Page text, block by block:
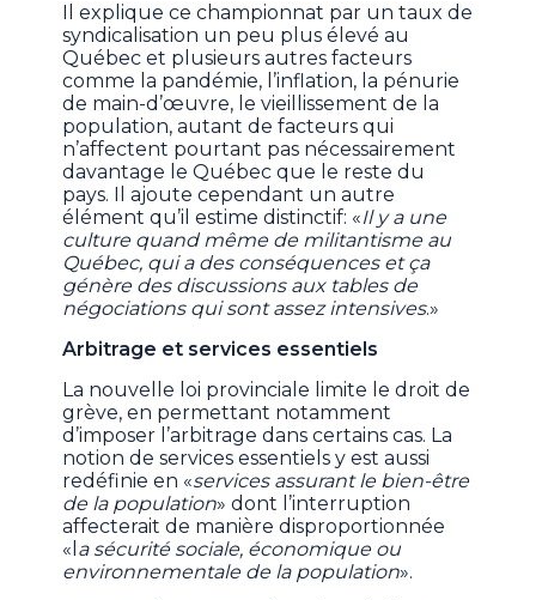
Il explique ce championnat par un taux de
syndicalisation un peu plus élevé au
Québec et plusieurs autres facteurs
comme la pandémie, l’inflation, la pénurie
de main-d’œuvre, le vieillissement de la
population, autant de facteurs qui
n’affectent pourtant pas nécessairement
davantage le Québec que le reste du
pays. Il ajoute cependant un autre
élément qu’il estime distinctif: «Il y a une
culture quand même de militantisme au
Québec, qui a des conséquences et ça
génère des discussions aux tables de
négociations qui sont assez intensives.»
Arbitrage et services essentiels
La nouvelle loi provinciale limite le droit de
grève, en permettant notamment
d’imposer l’arbitrage dans certains cas. La
notion de services essentiels y est aussi
redéfinie en «services assurant le bien-être
de la population» dont l’interruption
affecterait de manière disproportionnée
«l a sécurité sociale, économique ou
environnementale de la population».